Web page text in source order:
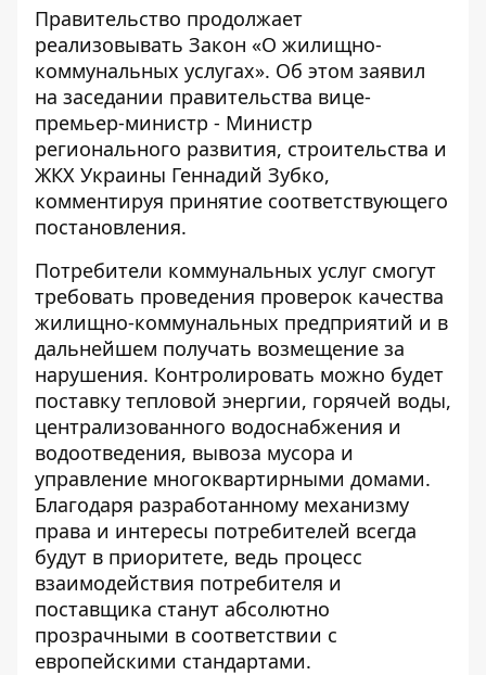
Правительство продолжает
реализовывать Закон «О жилищно-
коммунальных услугах». Об этом заявил
на заседании правительства вице-
премьер-министр - Министр
регионального развития, строительства и
ЖКХ Украины Геннадий Зубко,
комментируя принятие соответствующего
постановления.
Потребители коммунальных услуг смогут
требовать проведения проверок качества
жилищно-коммунальных предприятий и в
дальнейшем получать возмещение за
нарушения. Контролировать можно будет
поставку тепловой энергии, горячей воды,
централизованного водоснабжения и
водоотведения, вывоза мусора и
управление многоквартирными домами.
Благодаря разработанному механизму
права и интересы потребителей всегда
будут в приоритете, ведь процесс
взаимодействия потребителя и
поставщика станут абсолютно
прозрачными в соответствии с
европейскими стандартами.